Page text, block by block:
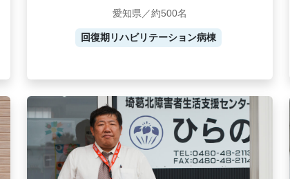
愛知県／約500名
回復期リハビリテーション病棟